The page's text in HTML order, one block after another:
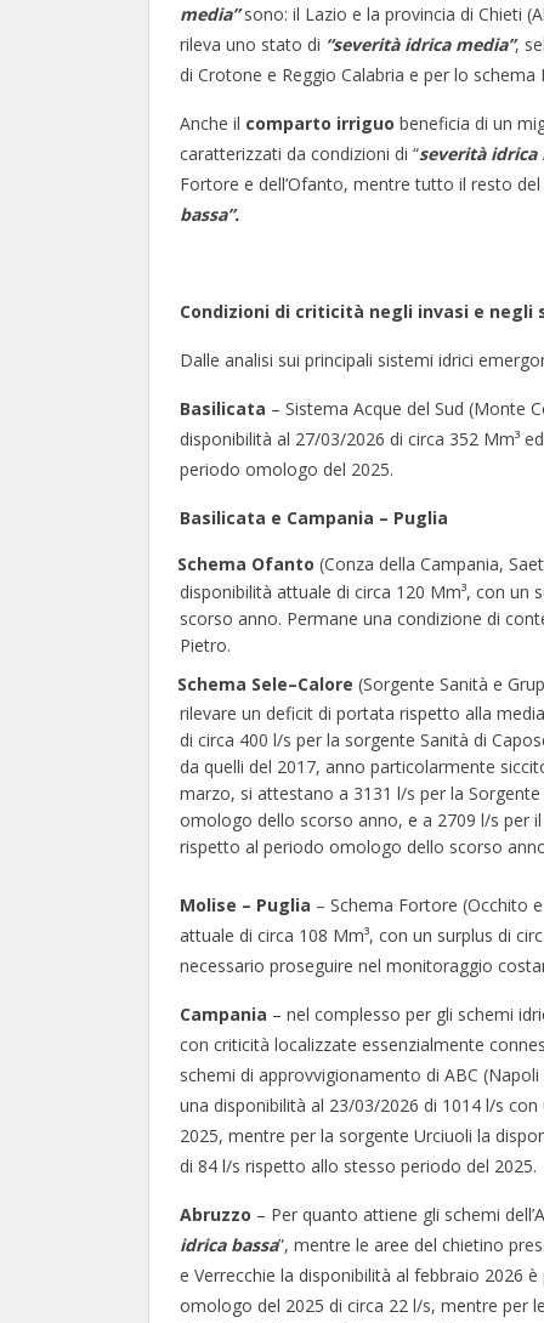
media”sono: il Lazio e la provincia di Chieti
rileva uno stato di “severità idrica media”,
di Crotone e Reggio Calabria e per lo
Anche il comparto irriguo beneficia di un
caratterizzati da condizioni di “severità idrica
Fortore e dell’Ofanto, mentre tutto il resto
bassa”.
Condizioni di criticità negli invasi e negli
Dalle analisi sui principali sistemi idrici
Basilicata – Sistema Acque del Sud (Monte
disponibilità al 27/03/2026 di circa 352 Mm³
periodo omologo del 2025.
Basilicata e Campania – Puglia
Schema Ofanto (Conza della Campania,
disponibilità attuale di circa 120 Mm³, con
scorso anno. Permane una condizione di
Pietro.
Schema Sele–Calore (Sorgente Sanità e
rilevare un deficit di portata rispetto alla
di circa 400 l/s per la sorgente Sanità di
da quelli del 2017, anno particolarmente
marzo, si attestano a 3131 l/s per la
omologo dello scorso anno, e a 2709 l/s per
rispetto al periodo omologo dello scorso
Molise – Puglia – Schema Fortore (Occhito
attuale di circa 108 Mm³, con un surplus di
necessario proseguire nel monitoraggio
Campania – nel complesso per gli schemi
con criticità localizzate essenzialmente
schemi di approvvigionamento di ABC
una disponibilità al 23/03/2026 di 1014 l/s
2025, mentre per la sorgente Urciuoli la
di 84 l/s rispetto allo stesso periodo del 2025.
Abruzzo – Per quanto attiene gli schemi
idrica bassa”, mentre le aree del chietino
e Verrecchie la disponibilità al febbraio 2026
omologo del 2025 di circa 22 l/s, mentre per